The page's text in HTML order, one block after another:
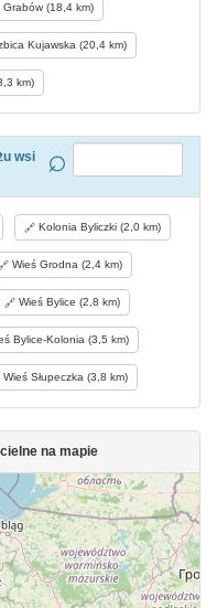
Grabów (18,4 km)
Kujawska (20,4 km)
km)
wsi
Kolonia Byliczki (2,0 km)
Wieś Grodna (2,4 km)
Wieś Bylice (2,8 km)
Bylice-Kolonia (3,5 km)
Wieś Słupeczka (3,8 km)
na mapie